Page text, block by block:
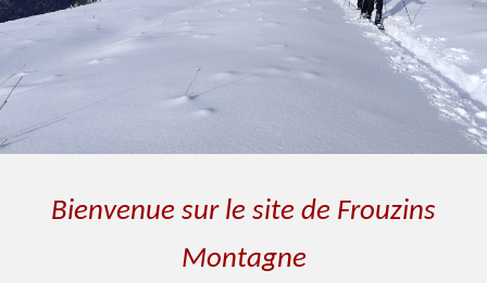
Bienvenue sur le site de Frouzins
Montagne